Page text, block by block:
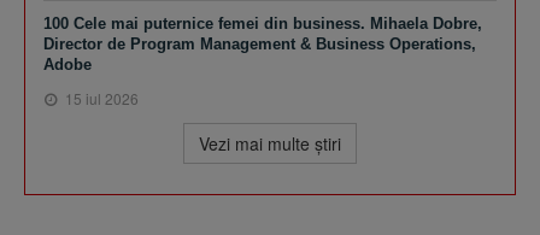
100 Cele mai puternice femei din business. Mihaela Dobre,
Director de Program Management & Business Operations,
Adobe
15 iul 2026
Vezi mai multe ştiri